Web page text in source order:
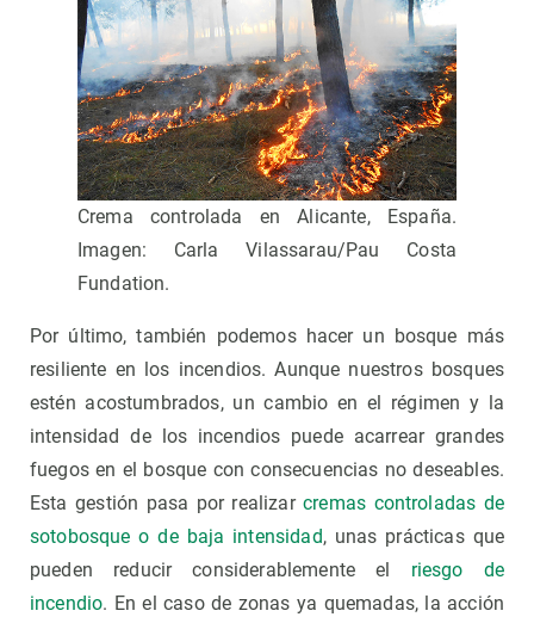
Crema controlada en Alicante, España.
Imagen: Carla Vilassarau/Pau Costa
Fundation.
Por último, también podemos hacer un bosque más
resiliente en los incendios. Aunque nuestros bosques
estén acostumbrados, un cambio en el régimen y la
intensidad de los incendios puede acarrear grandes
fuegos en el bosque con consecuencias no deseables.
Esta gestión pasa por realizarcremas controladas de
sotobosque o de baja intensidad, unas prácticas que
pueden reducir considerablemente el riesgo de
incendio. En el caso de zonas ya quemadas, la acción